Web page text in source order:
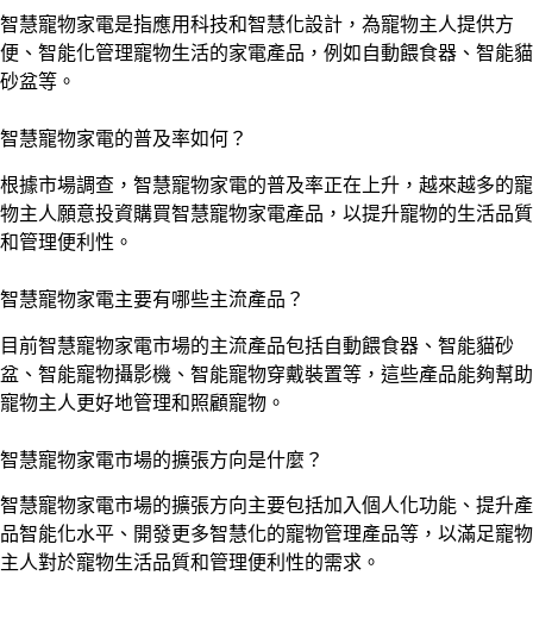
智慧寵物家電是指應用科技和智慧化設計，為寵物主人提供方
便、智能化管理寵物生活的家電產品，例如自動餵食器、智能貓
砂盆等。
智慧寵物家電的普及率如何？
根據市場調查，智慧寵物家電的普及率正在上升，越來越多的寵
物主人願意投資購買智慧寵物家電產品，以提升寵物的生活品質
和管理便利性。
智慧寵物家電主要有哪些主流產品？
目前智慧寵物家電市場的主流產品包括自動餵食器、智能貓砂
盆、智能寵物攝影機、智能寵物穿戴裝置等，這些產品能夠幫助
寵物主人更好地管理和照顧寵物。
智慧寵物家電市場的擴張方向是什麼？
智慧寵物家電市場的擴張方向主要包括加入個人化功能、提升產
品智能化水平、開發更多智慧化的寵物管理產品等，以滿足寵物
主人對於寵物生活品質和管理便利性的需求。